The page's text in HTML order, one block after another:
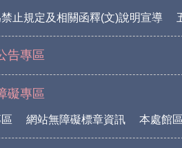
止規定及相關函釋(文)說明宣導
告專區
礙專區
網站無障礙標章資訊 本處館